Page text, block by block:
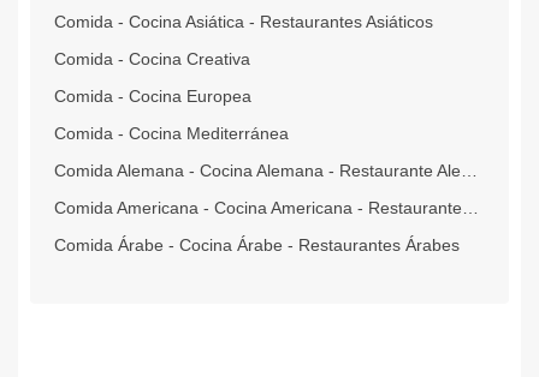
Comida - Cocina Asiática - Restaurantes Asiáticos
Comida - Cocina Creativa
Comida - Cocina Europea
Comida - Cocina Mediterránea
Comida Árabe - Cocina Árabe - Restaurantes Árabes